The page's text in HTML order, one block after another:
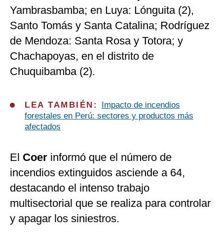
Yambrasbamba; en Luya: Lónguita (2),
Santo Tomás y Santa Catalina; Rodríguez
de Mendoza: Santa Rosa y Totora; y
Chachapoyas, en el distrito de
Chuquibamba (2).
LEA TAMBIÉN:
Impacto de incendios
forestales en Perú: sectores y productos más
afectados
El Coer informó que el número de
incendios extinguidos asciende a 64,
destacando el intenso trabajo
multisectorial que se realiza para controlar
y apagar los siniestros.